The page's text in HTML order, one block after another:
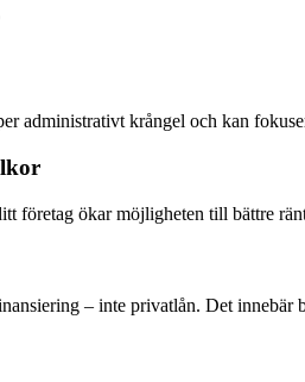
administrativt krångel och kan
företag ökar möjligheten till bättre
– inte privatlån. Det innebär